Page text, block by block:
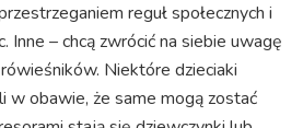
reguł społecznych i
Inne – chcą zwrócić na siebie uwagę
Niektóre dzieciaki
w obawie, że same mogą zostać